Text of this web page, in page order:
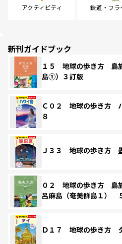
アクティビティ 鉄道・フラ
新刊ガイドブック
１５ 地球の歩き方 島
島①）３訂版
Ｃ０２ 地球の歩き方
８
Ｊ３３ 地球の歩き方
０２ 地球の歩き方
呂麻島（奄美群島１）
Ｄ１７ 地球の歩き方